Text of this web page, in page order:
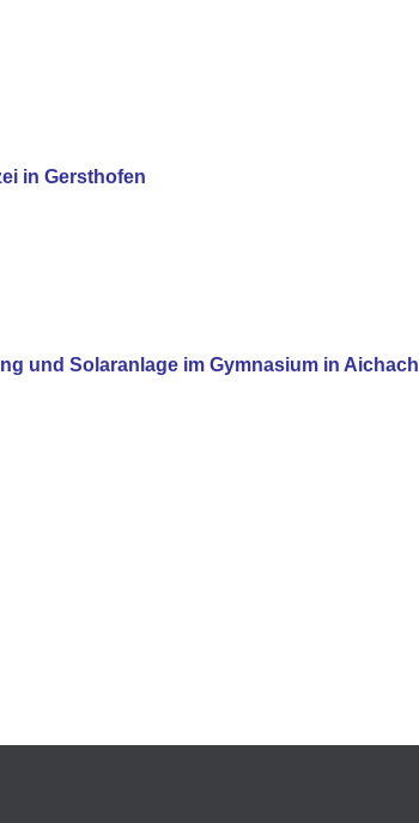
in Gersthofen
und Solaranlage im Gymnasium in Aichach